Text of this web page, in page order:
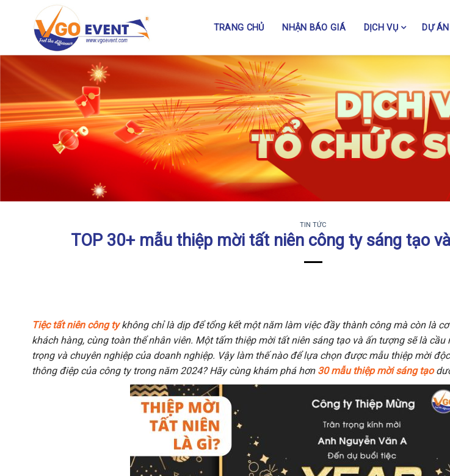
TRANG CHỦ NHẬN BÁO GIÁ DỊCH VỤ DỰ
TIN TỨC
TOP 30+ mẫu thiệp mời tất niên công ty sáng tạo
Tiệc tất niên công tykhông chỉ là dịp để tổng kết một năm làm việc đầy thành công mà còn là
khách hàng, cùng toàn thể nhân viên. Một tấm thiệp mời tất niên sáng tạo và ấn tượng sẽ là cầu
trọng và chuyên nghiệp của doanh nghiệp. Vậy làm thế nào để lựa chọn được mẫu thiệp mời
thông điệp của công ty trong năm 2024? Hãy cùng khám phá hơn 30 mẫu thiệp mời sáng tạo